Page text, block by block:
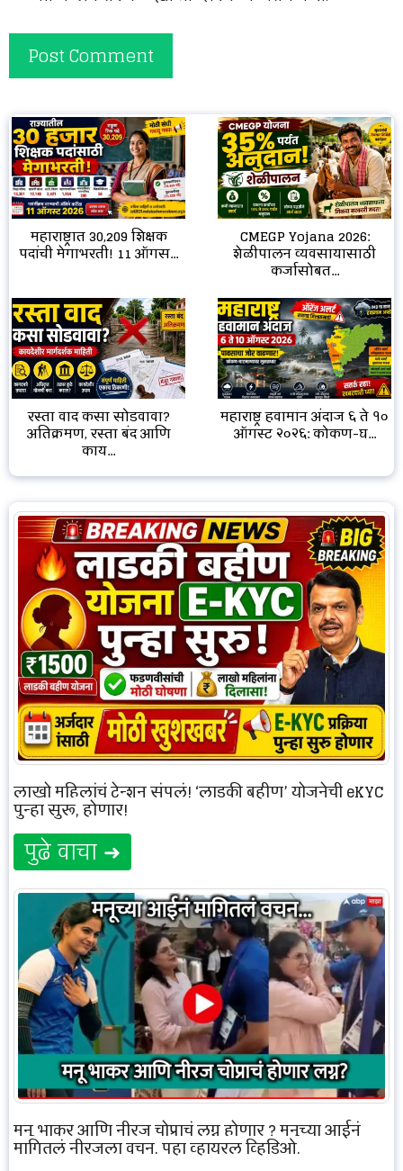
महाराष्ट्रात 30,209 शिक्षक
पदांची मेगाभरती! 11 ऑगस...
CMEGP Yojana 2026:
शेळीपालन व्यवसायासाठी
कर्जासोबत...
रस्ता वाद कसा सोडवावा?
अतिक्रमण, रस्ता बंद आणि
काय...
महाराष्ट्र हवामान अंदाज ६ ते १०
ऑगस्ट २०२६: कोकण-घ...
लाखो महिलांचं टेन्शन संपलं! ‘लाडकी बहीण’ योजनेची eKYC
पुन्हा सुरू, होणार!
पुढे वाचा ➜
मनू भाकर आणि नीरज चोप्राचं लग्न होणार ? मनुच्या आईनं
मागितलं नीरजला वचन. पहा व्हायरल व्हिडिओ.